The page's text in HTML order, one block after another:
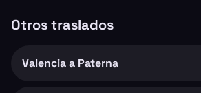
Otros traslados
Valencia a Paterna